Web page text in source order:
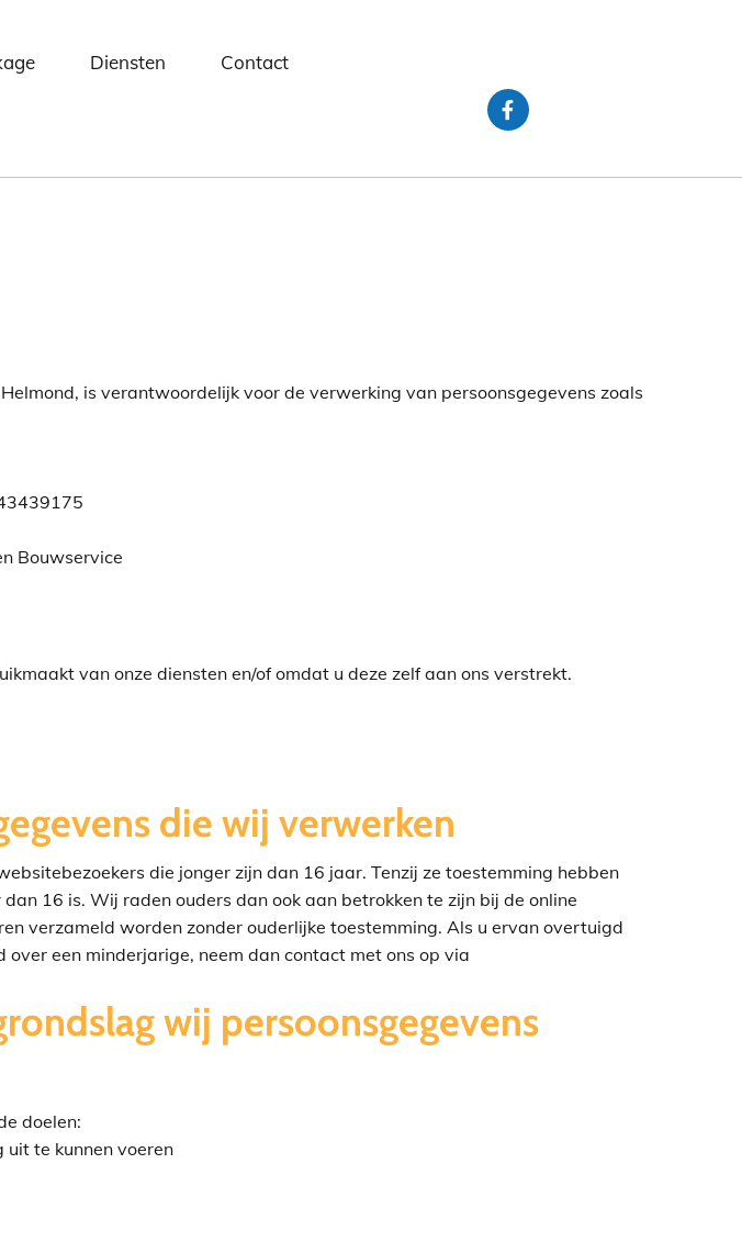
Diensten Contact
is verantwoordelijk voor de verwerking van persoonsgegevens zoals
Bouwservice
van onze diensten en/of omdat u deze zelf aan ons verstrekt.
die wij verwerken
die jonger zijn dan 16 jaar. Tenzij ze toestemming hebben
16 is. Wij raden ouders dan ook aan betrokken te zijn bij de online
verzameld worden zonder ouderlijke toestemming. Als u ervan overtuigd
een minderjarige, neem dan contact met ons op via
wij persoonsgegevens
doelen:
uit te kunnen voeren